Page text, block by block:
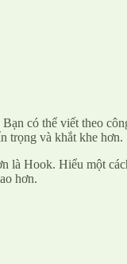
có thể viết theo
trọng và khắt khe hơn.
là Hook. Hiểu một
hơn.